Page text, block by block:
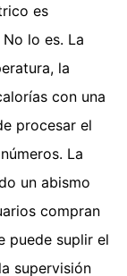
es
lo es. La
la
con una
procesar el
La
un abismo
compran
puede suplir el
supervisión